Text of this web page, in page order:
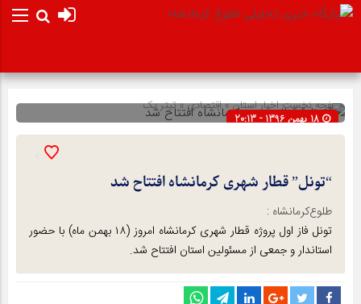
صفحه نخستاخبار استان»اقتصادی»تیتر یک
18 بهمن 1396 - 20:13
“تونل” قطار شهری کرمانشاه افتتاح شد
طلوع‌‌کرمانشاه :
تونل فاز اول پروژه قطار شهری کرمانشاه امروز (۱۸ بهمن ماه) با حضور
استاندار و جمعی از مسئولین استان افتتاح شد.